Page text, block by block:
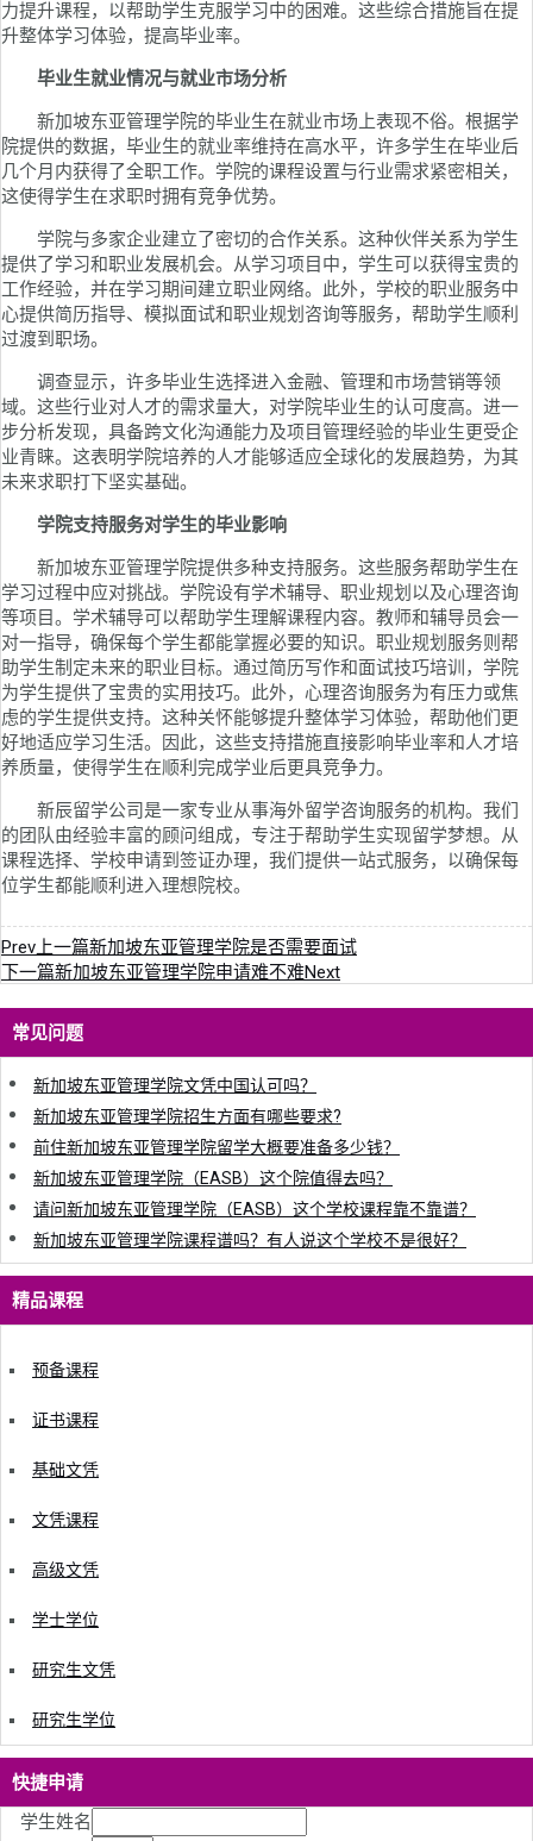
力提升课程，以帮助学生克服学习中的困难。这些综合措施旨在提
升整体学习体验，提高毕业率。
毕业生就业情况与就业市场分析
新加坡东亚管理学院的毕业生在就业市场上表现不俗。根据学
院提供的数据，毕业生的就业率维持在高水平，许多学生在毕业后
几个月内获得了全职工作。学院的课程设置与行业需求紧密相关，
这使得学生在求职时拥有竞争优势。
学院与多家企业建立了密切的合作关系。这种伙伴关系为学生
提供了学习和职业发展机会。从学习项目中，学生可以获得宝贵的
工作经验，并在学习期间建立职业网络。此外，学校的职业服务中
心提供简历指导、模拟面试和职业规划咨询等服务，帮助学生顺利
过渡到职场。
调查显示，许多毕业生选择进入金融、管理和市场营销等领
域。这些行业对人才的需求量大，对学院毕业生的认可度高。进一
步分析发现，具备跨文化沟通能力及项目管理经验的毕业生更受企
业青睐。这表明学院培养的人才能够适应全球化的发展趋势，为其
未来求职打下坚实基础。
学院支持服务对学生的毕业影响
新加坡东亚管理学院提供多种支持服务。这些服务帮助学生在
学习过程中应对挑战。学院设有学术辅导、职业规划以及心理咨询
等项目。学术辅导可以帮助学生理解课程内容。教师和辅导员会一
对一指导，确保每个学生都能掌握必要的知识。职业规划服务则帮
助学生制定未来的职业目标。通过简历写作和面试技巧培训，学院
为学生提供了宝贵的实用技巧。此外，心理咨询服务为有压力或焦
虑的学生提供支持。这种关怀能够提升整体学习体验，帮助他们更
好地适应学习生活。因此，这些支持措施直接影响毕业率和人才培
养质量，使得学生在顺利完成学业后更具竞争力。
新辰留学公司是一家专业从事海外留学咨询服务的机构。我们
的团队由经验丰富的顾问组成，专注于帮助学生实现留学梦想。从
课程选择、学校申请到签证办理，我们提供一站式服务，以确保每
位学生都能顺利进入理想院校。
Prev上一篇新加坡东亚管理学院是否需要面试
下一篇新加坡东亚管理学院申请难不难Next
常见问题
新加坡东亚管理学院文凭中国认可吗？
新加坡东亚管理学院招生方面有哪些要求?
前住新加坡东亚管理学院留学大概要准备多少钱？
新加坡东亚管理学院（EASB）这个院值得去吗？
请问新加坡东亚管理学院（EASB）这个学校课程靠不靠谱？
新加坡东亚管理学院课程谱吗？有人说这个学校不是很好？
精品课程
预备课程
证书课程
基础文凭
文凭课程
高级文凭
学士学位
研究生文凭
研究生学位
快捷申请
学生姓名